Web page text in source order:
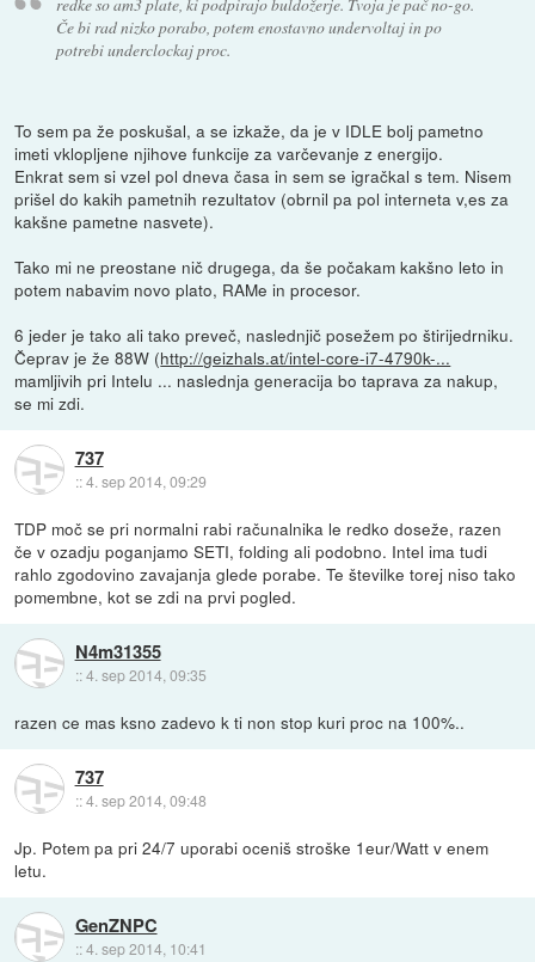
Če bi rad nizko porabo, potem enostavno undervoltaj in po
potrebi underclockaj proc.
To sem pa že poskušal, a se izkaže, da je v IDLE bolj pametno
imeti vklopljene njihove funkcije za varčevanje z energijo.
Enkrat sem si vzel pol dneva časa in sem se igračkal s tem. Nisem
prišel do kakih pametnih rezultatov (obrnil pa pol interneta v,es za
kakšne pametne nasvete).
Tako mi ne preostane nič drugega, da še počakam kakšno leto in
potem nabavim novo plato, RAMe in procesor.
6 jeder je tako ali tako preveč, naslednjič posežem po štirijedrniku.
Čeprav je že 88W (http://geizhals.at/intel-core-i7-4790k-...
mamljivih pri Intelu ... naslednja generacija bo taprava za nakup,
se mi zdi.
737
::4. sep 2014, 09:29
TDP moč se pri normalni rabi računalnika le redko doseže, razen
če v ozadju poganjamo SETI, folding ali podobno. Intel ima tudi
rahlo zgodovino zavajanja glede porabe. Te številke torej niso tako
pomembne, kot se zdi na prvi pogled.
N4m31355
::4. sep 2014, 09:35
razen ce mas ksno zadevo k ti non stop kuri proc na 100%..
737
::4. sep 2014, 09:48
Jp. Potem pa pri 24/7 uporabi oceniš stroške 1eur/Watt v enem
letu.
GenZNPC
::4. sep 2014, 10:41